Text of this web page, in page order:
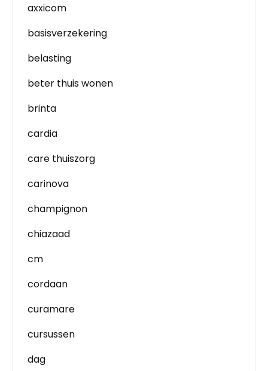
axxicom
basisverzekering
belasting
beter thuis wonen
brinta
cardia
care thuiszorg
carinova
champignon
chiazaad
cm
cordaan
curamare
cursussen
dag